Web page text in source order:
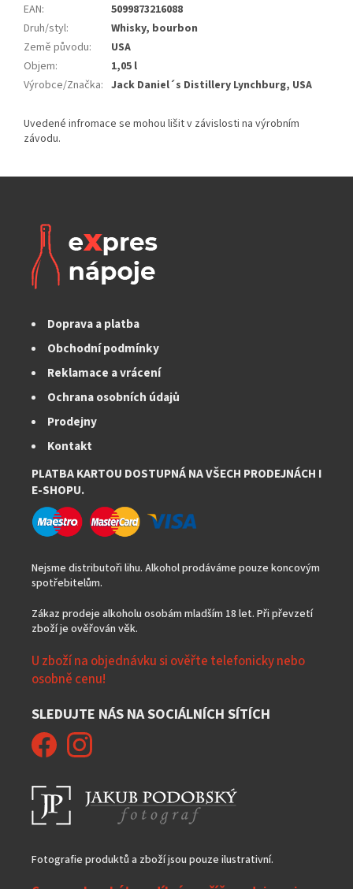
EAN:
5099873216088
Druh/styl:
Whisky, bourbon
Země původu:
USA
Objem:
1,05 l
Výrobce/Značka: Jack Daniel´s Distillery Lynchburg, USA
Doprava a platba
Obchodní podmínky
Reklamace a vrácení
Ochrana osobních údajů
Prodejny
Kontakt
PLATBA KARTOU DOSTUPNÁ NA VŠECH PRODEJNÁCH I
E-SHOPU.
Nejsme distributoři lihu. Alkohol prodáváme pouze koncovým
spotřebitelům.
Zákaz prodeje alkoholu osobám mladším 18 let. Při převzetí
zboží je ověřován věk.
U zboží na objednávku si ověřte telefonicky nebo
osobně cenu!
SLEDUJTE NÁS NA SOCIÁLNÍCH SÍTÍCH
Fotografie produktů a zboží jsou pouze ilustrativní.